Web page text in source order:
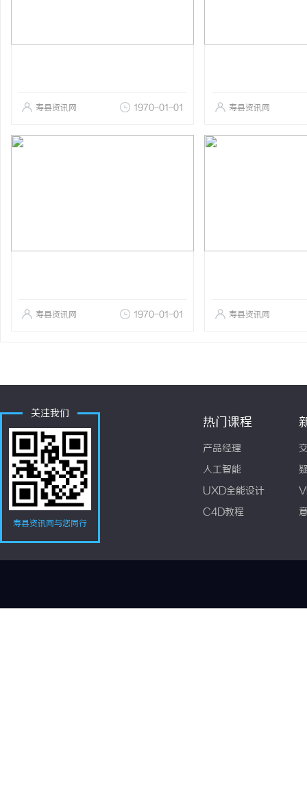
寿县资讯网 1970-01-01 寿县资讯网
寿县资讯网 1970-01-01 寿县资讯网
关注我们
寿县资讯网与您同行
热门课程
产品经理
人工智能
UXD全能设计
C4D教程